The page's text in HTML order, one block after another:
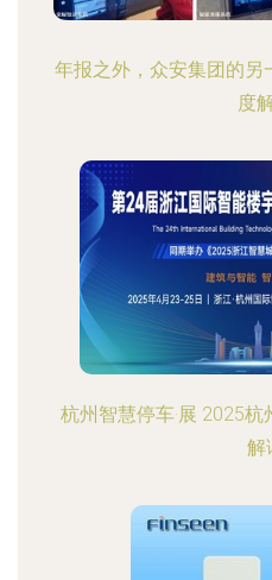
年报之外，众安集团的另
度
杭州智慧停车·展 2025
解